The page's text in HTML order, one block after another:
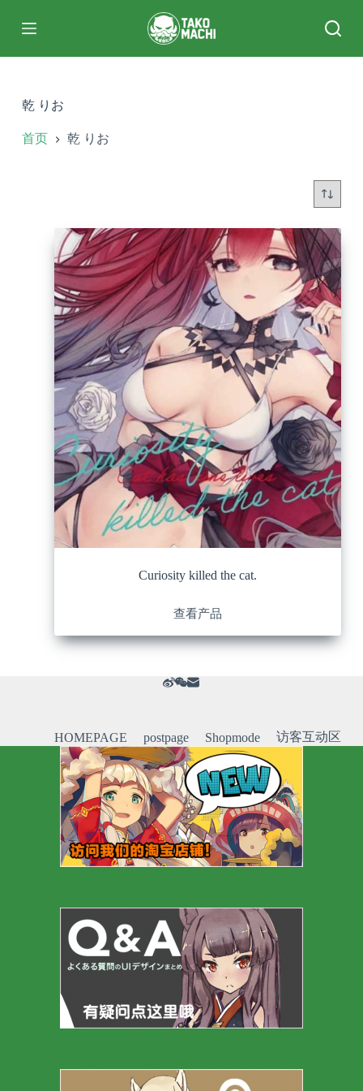
过
乾 りお
首页 乾 りお
Curiosity killed the cat.
查看产品
HOMEPAGE postpage Shopmode 访客互动区